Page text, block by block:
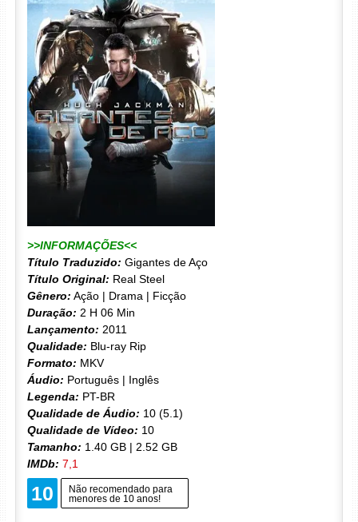
>>INFORMAÇÕES<<
Título Traduzido: Gigantes de Aço
Título Original: Real Steel
Gênero: Ação | Drama | Ficção
Duração: 2 H 06 Min
Lançamento: 2011
Qualidade: Blu-ray Rip
Formato: MKV
Áudio: Português | Inglês
Legenda: PT-BR
Qualidade de Áudio: 10 (5.1)
Qualidade de Vídeo: 10
Tamanho: 1.40 GB | 2.52 GB
IMDb: 7,1
10
Não recomendado para
menores de 10 anos!